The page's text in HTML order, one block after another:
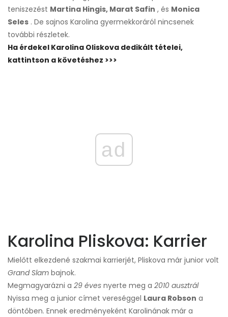
teniszezést Martina Hingis, Marat Safin , és Monica
Seles . De sajnos Karolina gyermekkoráról nincsenek
további részletek.
Ha érdekel Karolina Oliskova dedikált tételei,
kattintson a követéshez >>>
ad
Karolina Pliskova: Karrier
Mielőtt elkezdené szakmai karrierjét, Pliskova már junior volt
Grand Slam bajnok.
Megmagyarázni a 29 éves nyerte meg a 2010 ausztrál
Nyissa meg a junior címet vereséggel Laura Robson a
döntőben. Ennek eredményeként Karolinának már a